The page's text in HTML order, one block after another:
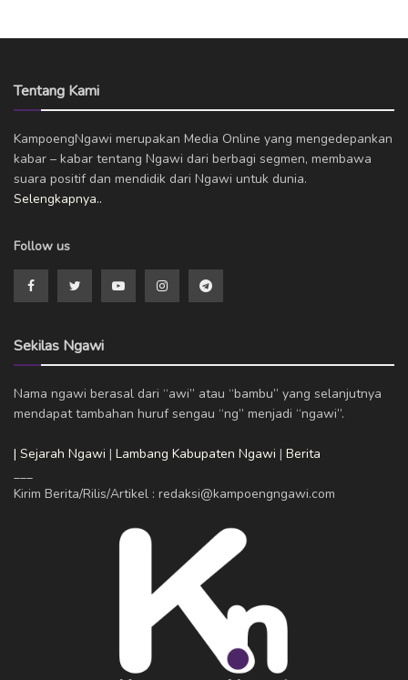
Tentang Kami
KampoengNgawi merupakan Media Online yang mengedepankan
kabar – kabar tentang Ngawi dari berbagi segmen, membawa
suara positif dan mendidik dari Ngawi untuk dunia.
Selengkapnya..
Follow us
Sekilas Ngawi
Nama ngawi berasal dari “awi” atau “bambu” yang selanjutnya
mendapat tambahan huruf sengau “ng” menjadi “ngawi”.
| Sejarah Ngawi | Lambang Kabupaten Ngawi | Berita
Kirim Berita/Rilis/Artikel : redaksi@kampoengngawi.com